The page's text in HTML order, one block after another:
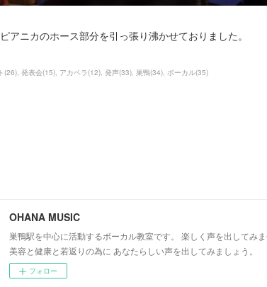
アニカのホース部分を引っ張り沸かせておりました。
(26) 発表会(15) アカペラ (12) 発声(33) 巣鴨(34) ボーカル(35)
OHANA MUSIC
巣鴨駅を中心に活動するボーカル教室です。 楽しく声を出してみ
美容と健康と若返りの為に あなたらしい声を出してみましょう。
フォロー